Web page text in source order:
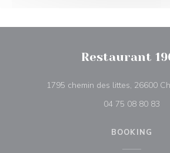
Restaurant
1795 chemin des littes, 26600
04 75 08 80 83
BOOKING